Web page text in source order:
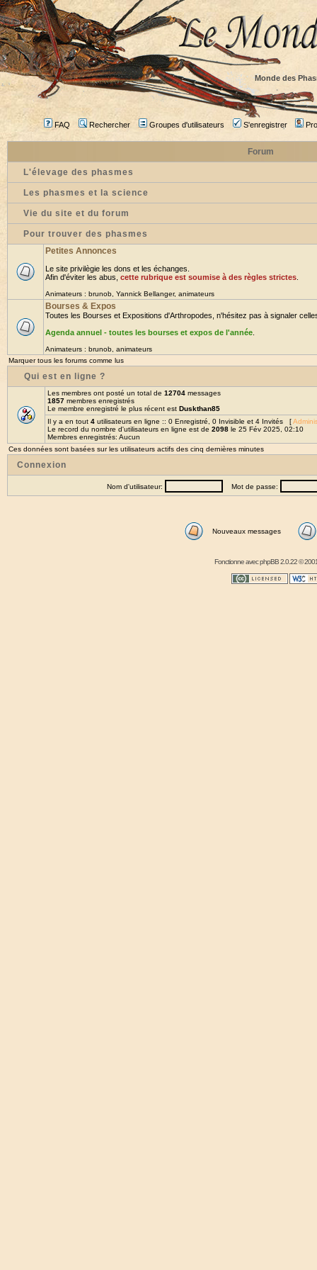
Monde des
FAQ Rechercher Groupes d'utilisateurs S'enregistrer
Forum
L'élevage des phasmes
Les phasmes et la science
Vie du site et du forum
Pour trouver des phasmes
Petites Annonces
Le site privilègie les dons et les échanges.
Afin d'éviter les abus, cette rubrique est soumise à des règles strictes
Animateurs : brunob Yannick Bellanger, animateurs
Bourses & Expos
Toutes les Bourses et Expositions d'Arthropodes, n'hésitez pas à signaler
Agenda annuel - toutes les bourses et expos de l'année
Animateurs : brunob animateurs
Marquer tous les forums comme lus
Qui est en ligne ?
Les membres ont posté un total de 12704 messages
1857 membres enregistrés
Le membre enregistré le plus récent est Duskthan85
Il y a en tout 4 utilisateurs en ligne :: 0 Enregistré, 0 Invisible et 4 Invités [
Le record du nombre d'utilisateurs en ligne est de 2098 le 25 Fév 2025, 02:10
Membres enregistrés: Aucun
Ces données sont basées sur les utilisateurs actifs des cinq dernières minutes
Connexion
Nom d'utilisateur: Mot de passe:
Nouveaux messages
Fonctionne avecphpBB2.0.22 ©